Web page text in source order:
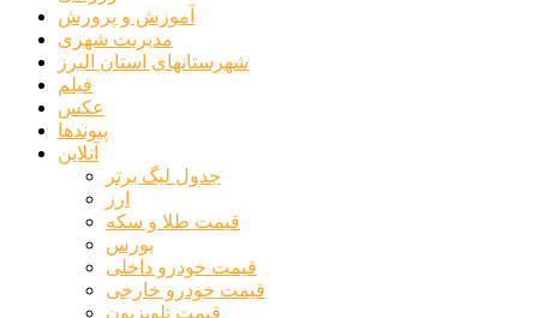
آموزش و پرورش
مدیریت شهری
شهرستانهای استان البرز
فیلم
عکس
پیوندها
آنلاین
جدول لیگ برتر
ارز
قیمت طلا و سکه
بورس
قیمت خودرو داخلی
قیمت خودرو خارجی
قیمت تلویزیون